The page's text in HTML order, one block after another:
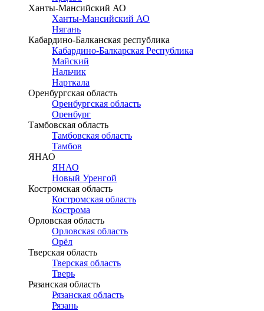
Ханты-Мансийский АО
Ханты-Мансийский АО
Нягань
Кабардино-Балканская республика
Кабардино-Балкарская Республика
Майский
Нальчик
Нарткала
Оренбургская область
Оренбургская область
Оренбург
Тамбовская область
Тамбовская область
Тамбов
ЯНАО
ЯНАО
Новый Уренгой
Костромская область
Костромская область
Кострома
Орловская область
Орловская область
Орёл
Тверская область
Тверская область
Тверь
Рязанская область
Рязанская область
Рязань